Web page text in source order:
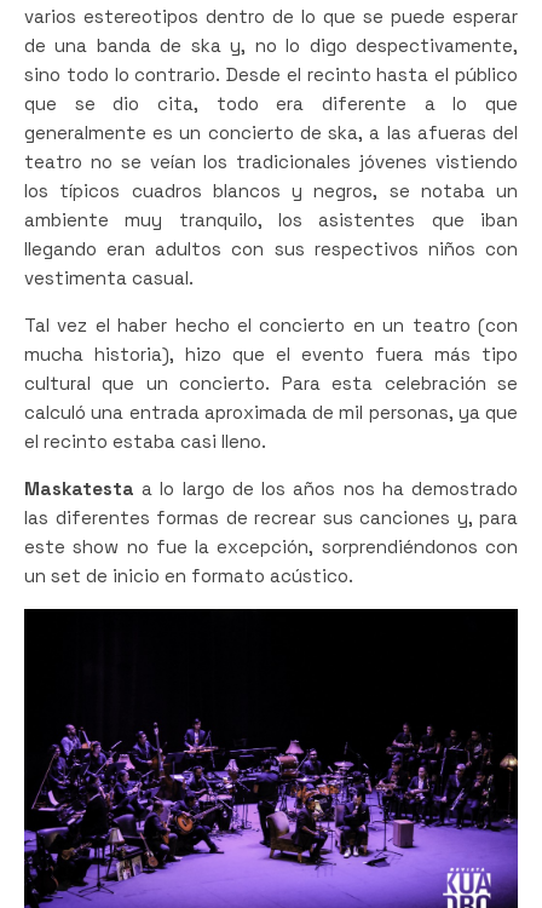
varios estereotipos dentro de lo que se puede esperar
de una banda de ska y, no lo digo despectivamente,
sino todo lo contrario. Desde el recinto hasta el público
que se dio cita, todo era diferente a lo que
generalmente es un concierto de ska, a las afueras del
teatro no se veían los tradicionales jóvenes vistiendo
los típicos cuadros blancos y negros, se notaba un
ambiente muy tranquilo, los asistentes que iban
llegando eran adultos con sus respectivos niños con
vestimenta casual.
Tal vez el haber hecho el concierto en un teatro (con
mucha historia), hizo que el evento fuera más tipo
cultural que un concierto. Para esta celebración se
calculó una entrada aproximada de mil personas, ya que
el recinto estaba casi lleno.
Maskatesta a lo largo de los años nos ha demostrado
las diferentes formas de recrear sus canciones y, para
este show no fue la excepción, sorprendiéndonos con
un set de inicio en formato acústico.